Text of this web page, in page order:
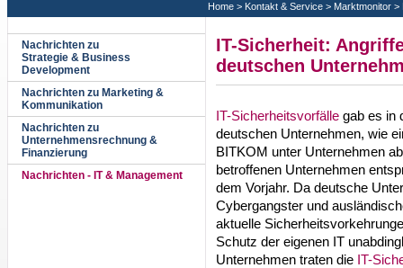
Home > Kontakt & Service > Marktmonitor >
Nachrichten zu
Strategie & Business
Development
Nachrichten zu Marketing &
Kommunikation
Nachrichten zu
Unternehmensrechnung &
Finanzierung
Nachrichten - IT & Management
IT-Sicherheit:
deutschen
IT-Sicherheitsvorfälle gab es in
deutschen Unternehmen, wie
BITKOM unter Unternehmen
betroffenen Unternehmen
dem Vorjahr. Da deutsche
Cybergangster und
aktuelle
Schutz der eigenen IT
Unternehmen traten die IT-